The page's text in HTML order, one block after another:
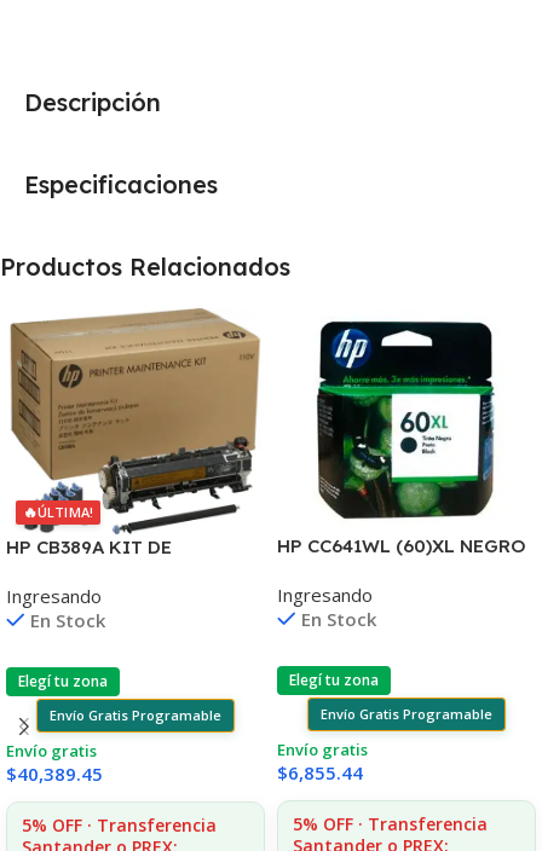
Descripción
Especificaciones
Productos Relacionados
🔥ÚLTIMA!
HP CB389A KIT DE
P4014/4015/4515 225.000
CPS
Ingresando
En Stock
Elegí tu zona
Envío Gratis Programable
Envío gratis
$40,389.45
5% OFF · Transferencia
HP CC641WL (60)XL NEGRO
F4580/F4280/F4480/D110
Ingresando
En Stock
Elegí tu zona
Envío Gratis Programable
Envío gratis
$6,855.44
5% OFF · Transferencia
Santander o PREX: